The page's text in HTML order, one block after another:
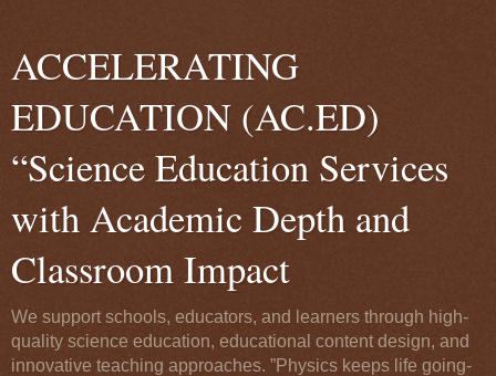
ACCELERATING
EDUCATION (AC.ED)
“Science Education Services
with Academic Depth and
Classroom Impact
We support schools, educators, and learners through high-
quality science education, educational content design, and
innovative teaching approaches. ”Physics keeps life going-